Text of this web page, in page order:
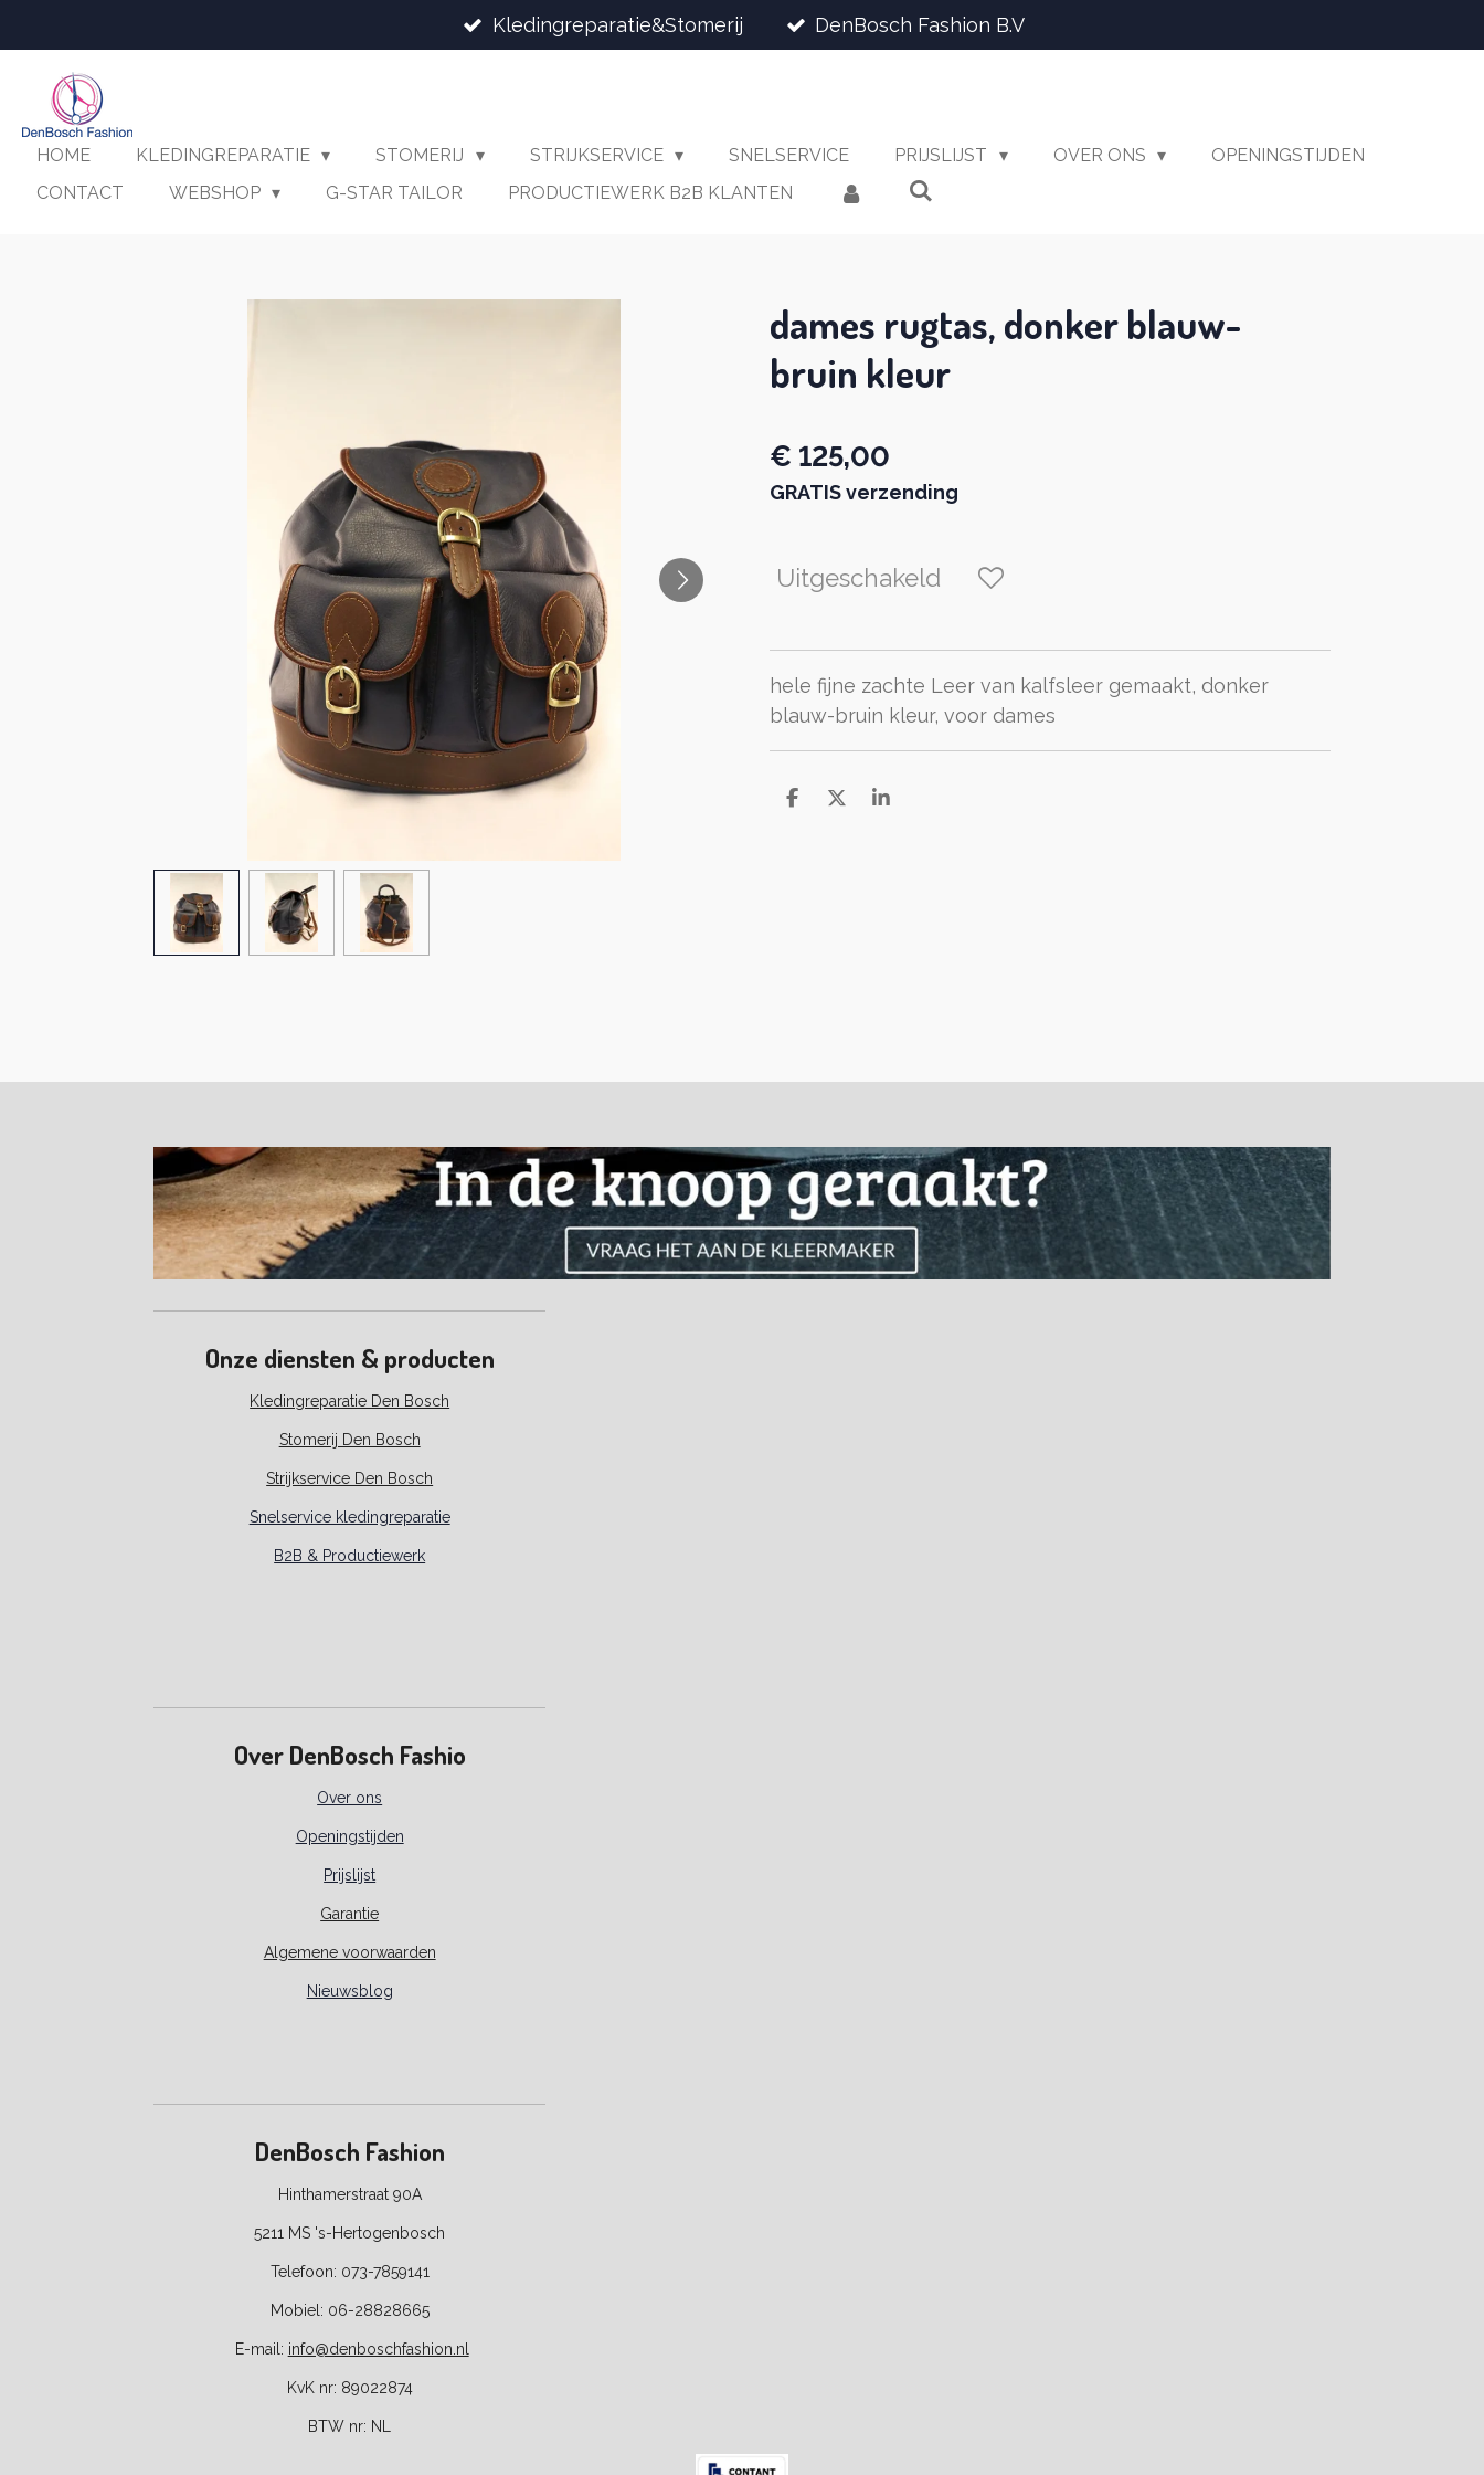
direct
hoofdinhoud
Kledingreparatie&Stomerij DenBosch Fashion B.V
HOME KLEDINGREPARATIE STOMERIJ STRIJKSERVICE SNELSERVICE PRIJSLIJST OVER ONS
OPENINGSTIJDEN
CONTACT
WEBSHOP G-STAR TAILOR PRODUCTIEWERK B2B KLANTEN
dames rugtas, donker blauw-
bruin kleur
€ 125,00
GRATIS verzending
Uitgeschakeld
hele fijne zachte Leer van kalfsleer gemaakt, donker
blauw-bruin kleur, voor dames
D
D
S
Onze diensten & producten
Kledingreparatie Den Bosch
Stomerij Den Bosch
Strijkservice Den Bosch
Snelservice kledingreparatie
B2B & Productiewerk
Over DenBosch Fashio
Over ons
Openingstijden
Prijslijst
Garantie
Algemene voorwaarden
Nieuwsblog
DenBosch Fashion
Hinthamerstraat 90A
5211 MS 's-Hertogenbosch
Telefoon: 073-7859141
Mobiel: 06-28828665
E-mail: info@denboschfashion.nl
KvK nr: 89022874
BTW nr: NL